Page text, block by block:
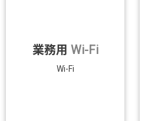
業務用 Wi-Fi
Wi-Fi